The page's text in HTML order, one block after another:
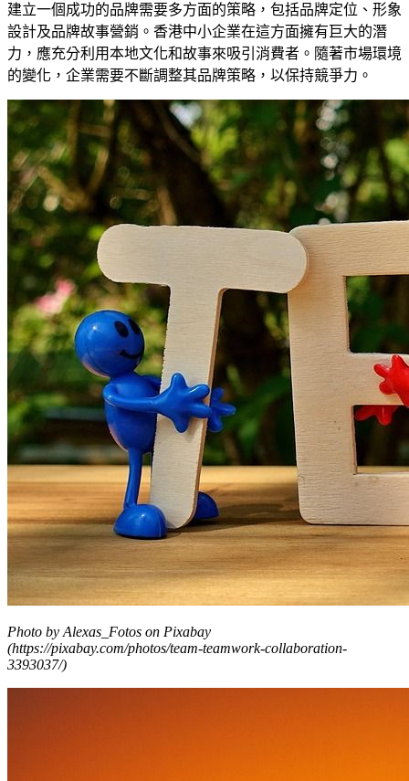
建立一個成功的品牌需要多方面的策略，包括品牌定位、形象
設計及品牌故事營銷。香港中小企業在這方面擁有巨大的潛
力，應充分利用本地文化和故事來吸引消費者。隨著市場環境
的變化，企業需要不斷調整其品牌策略，以保持競爭力。
Photo by Alexas_Fotos on Pixabay
(https://pixabay.com/photos/team-teamwork-collaboration-
3393037/)